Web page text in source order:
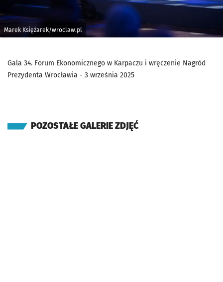
Marek Księżarek/wroclaw.pl
Gala 34. Forum Ekonomicznego w Karpaczu i wręczenie Nagród
Prezydenta Wrocławia - 3 września 2025
POZOSTAŁE GALERIE ZDJĘĆ